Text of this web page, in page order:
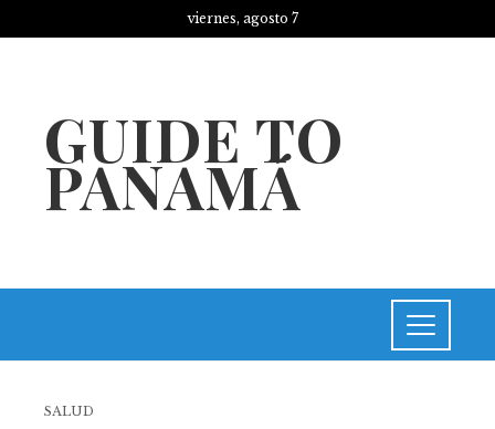
viernes, agosto 7
GUIDE TO
PANAMÁ
SALUD